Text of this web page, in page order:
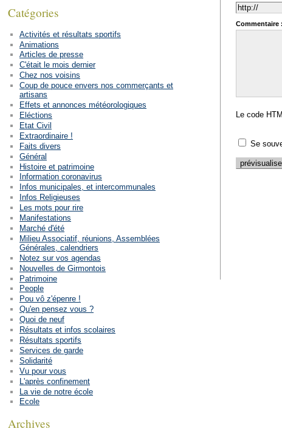
Commentaire :
Le code
Se
Catégories
Activités et résultats sportifs
Animations
Articles de presse
C'était le mois dernier
Chez nos voisins
Coup de pouce envers nos commerçants et
artisans
Effets et annonces météorologiques
Eléctions
Etat Civil
Extraordinaire !
Faits divers
Général
Histoire et patrimoine
Information coronavirus
Infos municipales, et intercommunales
Infos Religieuses
Les mots pour rire
Manifestations
Marché d'été
Milieu Associatif, réunions, Assemblées
Générales, calendriers
Notez sur vos agendas
Nouvelles de Girmontois
Patrimoine
People
Pou vô z'épenre !
Qu'en pensez vous ?
Quoi de neuf
Résultats et infos scolaires
Résultats sportifs
Services de garde
Solidarité
Vu pour vous
L'après confinement
La vie de notre école
Ecole
Archives